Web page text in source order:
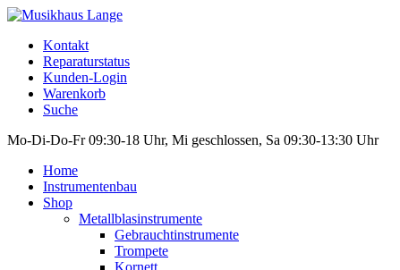
Kontakt
Reparaturstatus
Kunden-Login
Warenkorb
Suche
Mo-Di-Do-Fr 09:30-18 Uhr, Mi geschlossen, Sa 09:30-13:30 Uhr
Home
Instrumentenbau
Shop
Metallblasinstrumente
Gebrauchtinstrumente
Trompete
Kornett